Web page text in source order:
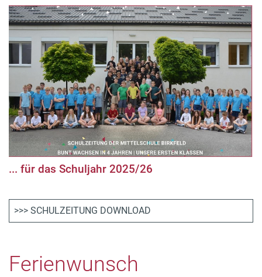
... für das Schuljahr 2025/26
>>> SCHULZEITUNG DOWNLOAD
Ferienwunsch